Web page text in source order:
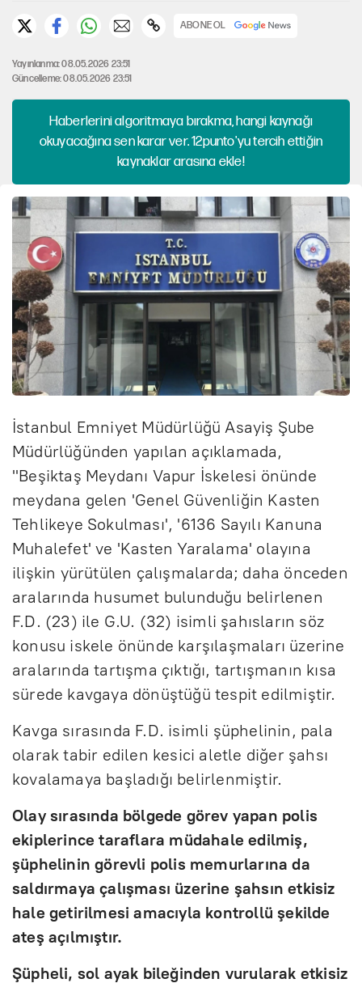
ABONE OL
Yayınlanma: 08.05.2026 23:51
Güncelleme: 08.05.2026 23:51
Haberlerini algoritmaya bırakma, hangi kaynağı
okuyacağına sen karar ver. 12punto'yu tercih ettiğin
kaynaklar arasına ekle!
İstanbul Emniyet Müdürlüğü Asayiş Şube
Müdürlüğünden yapılan açıklamada,
"Beşiktaş Meydanı Vapur İskelesi önünde
meydana gelen 'Genel Güvenliğin Kasten
Tehlikeye Sokulması', '6136 Sayılı Kanuna
Muhalefet' ve 'Kasten Yaralama' olayına
ilişkin yürütülen çalışmalarda; daha önceden
aralarında husumet bulunduğu belirlenen
F.D. (23) ile G.U. (32) isimli şahısların söz
konusu iskele önünde karşılaşmaları üzerine
aralarında tartışma çıktığı, tartışmanın kısa
sürede kavgaya dönüştüğü tespit edilmiştir.
Kavga sırasında F.D. isimli şüphelinin, pala
olarak tabir edilen kesici aletle diğer şahsı
kovalamaya başladığı belirlenmiştir.
Olay sırasında bölgede görev yapan polis
ekiplerince taraflara müdahale edilmiş,
şüphelinin görevli polis memurlarına da
saldırmaya çalışması üzerine şahsın etkisiz
hale getirilmesi amacıyla kontrollü şekilde
ateş açılmıştır.
Şüpheli, sol ayak bileğinden vurularak etkisiz